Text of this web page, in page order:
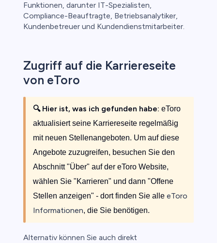
Funktionen, darunter IT-Spezialisten,
Compliance-Beauftragte, Betriebsanalytiker,
Kundenbetreuer und Kundendienstmitarbeiter.
Zugriff auf die Karriereseite
von eToro
🔍 Hier ist, was ich gefunden habe: eToro
aktualisiert seine Karriereseite regelmäßig
mit neuen Stellenangeboten. Um auf diese
Angebote zuzugreifen, besuchen Sie den
Abschnitt "Über" auf der eToro Website,
wählen Sie "Karrieren" und dann "Offene
Stellen anzeigen" - dort finden Sie alle eToro
Informationen, die Sie benötigen.
Alternativ können Sie auch direkt